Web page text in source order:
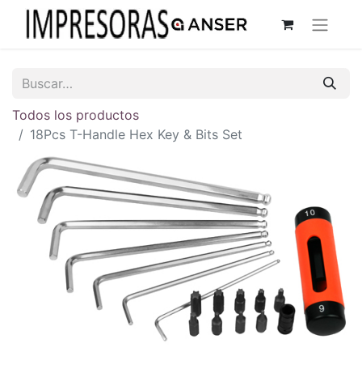
Todos los productos
18Pcs T-Handle Hex Key & Bits Set